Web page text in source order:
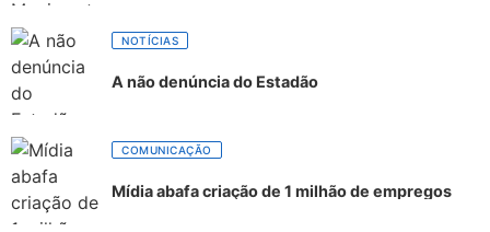
NOTÍCIAS
A não denúncia do Estadão
COMUNICAÇÃO
Mídia abafa criação de 1 milhão de empregos